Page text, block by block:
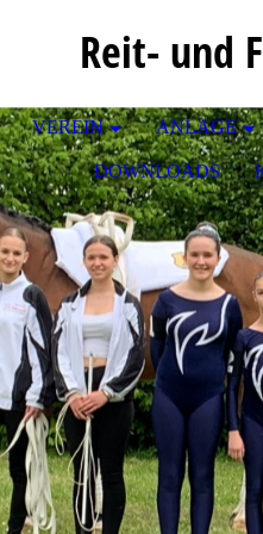
Reit- und
VEREIN ANLAGE
DOWNLOADS